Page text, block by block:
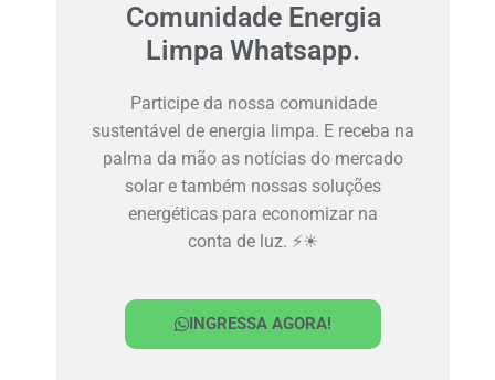
Comunidade Energia
Limpa Whatsapp.
Participe da nossa comunidade
sustentável de energia limpa. E receba na
palma da mão as notícias do mercado
solar e também nossas soluções
energéticas para economizar na
conta de luz. ⚡☀
INGRESSA AGORA!